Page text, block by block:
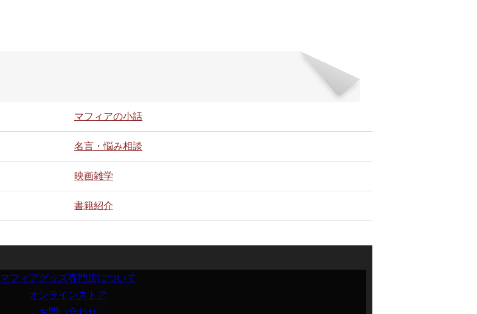
マフィアの小話
名言・悩み相談
映画雑学
書籍紹介
マフィアグッズ専門店について
オンラインストア
お問い合わせ